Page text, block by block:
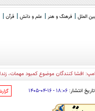
بین الملل فرهنگ و هنر علم و دانش قرآن
افشا کنندگان موضوع کمبود مهمات،
تاریخ انتشار:۱۸:۰۶ - ۱۶-۰۴-۱۴۰۵